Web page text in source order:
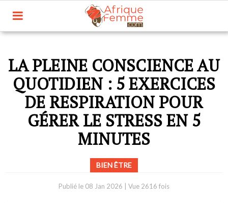
LA PLEINE CONSCIENCE AU
QUOTIDIEN : 5 EXERCICES
DE RESPIRATION POUR
GÉRER LE STRESS EN 5
MINUTES
BIEN ÊTRE
Publié le 08 Jan 2026 Vue 2616 fois